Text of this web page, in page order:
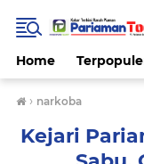
Home
› narkoba
Kejari